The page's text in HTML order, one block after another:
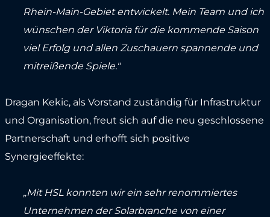
Rhein-Main-Gebiet entwickelt. Mein Team und ich
wünschen der Viktoria für die kommende Saison
viel Erfolg und allen Zuschauern spannende und
mitreißende Spiele."
Dragan Kekic, als Vorstand zuständig für Infrastruktur
und Organisation, freut sich auf die neu geschlossene
Partnerschaft und erhofft sich positive
Synergieeffekte:
„Mit HSL konnten wir ein sehr renommiertes
Unternehmen der Solarbranche von einer